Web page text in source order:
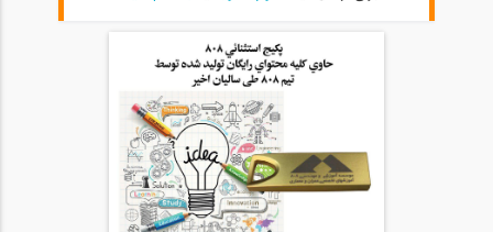
تعیین دوره تناوب تحلیلی سازه های فولادی...
ارزیابی مقدار نیروی طراحی اتصالات تیر...